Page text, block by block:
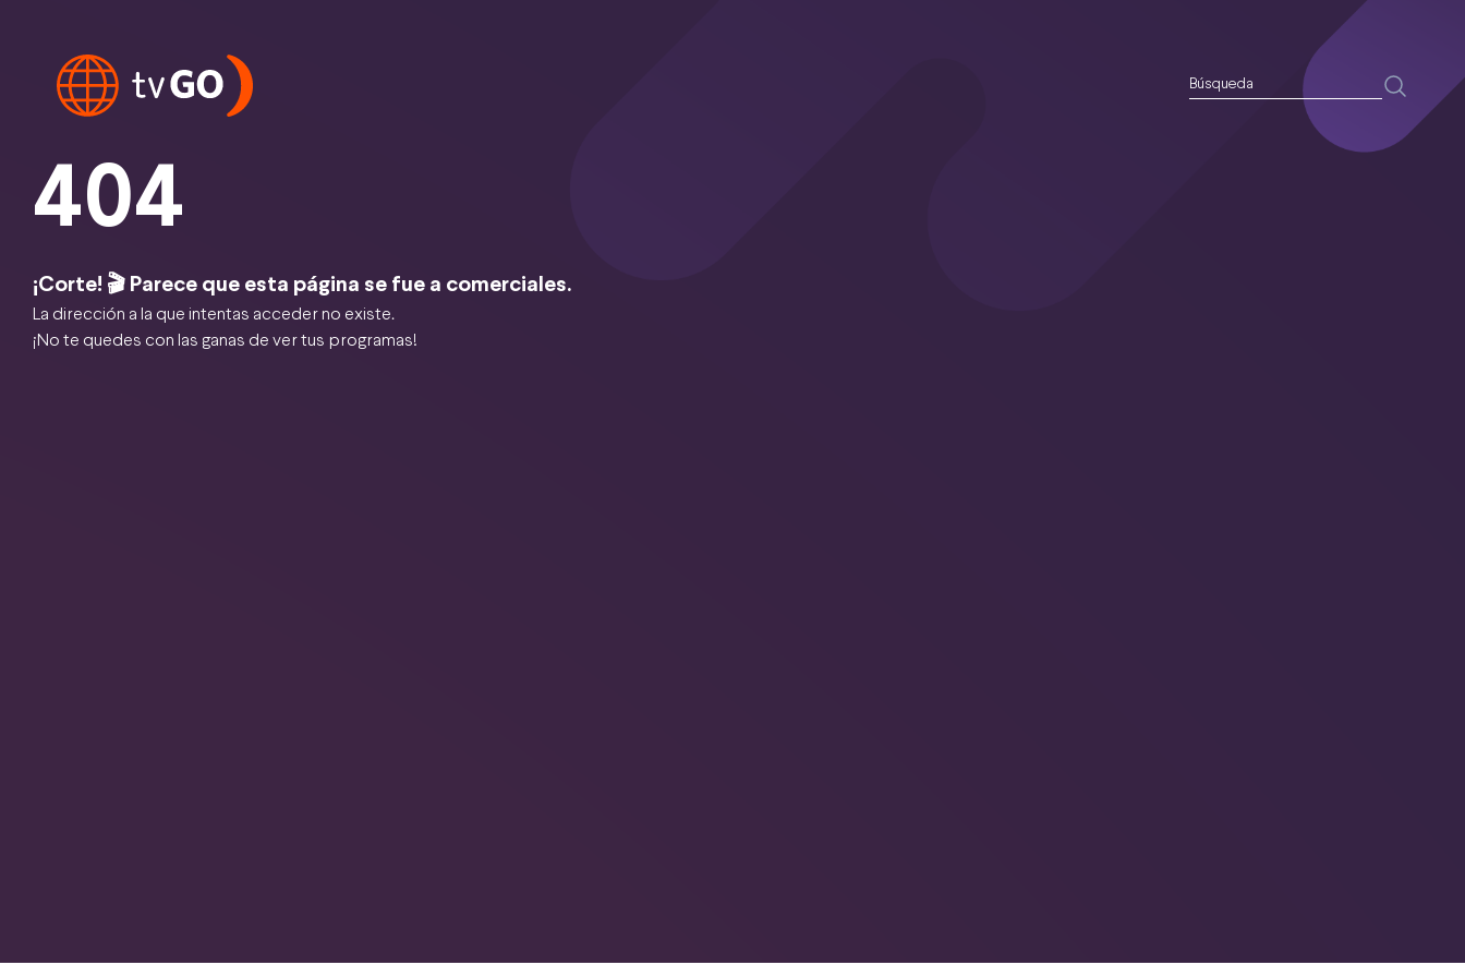
404
¡Corte! 🎬 Parece que esta página se fue a comerciales.
La dirección a la que intentas acceder no existe.
¡No te quedes con las ganas de ver tus programas!